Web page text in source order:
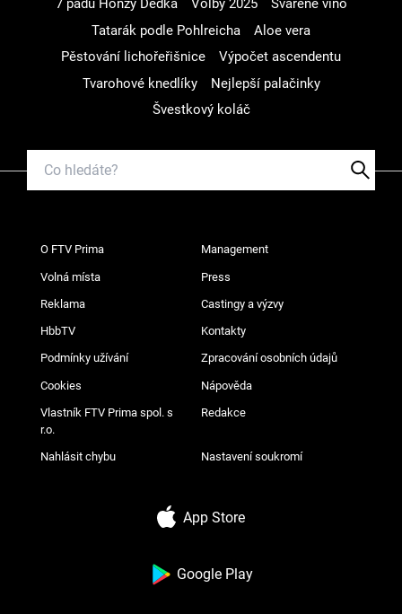
7 pádů Honzy Dědka
Volby 2025
Svařené víno
Tatarák podle Pohlreicha
Aloe vera
Pěstování lichořeřišnice
Výpočet ascendentu
Tvarohové knedlíky
Nejlepší palačinky
Švestkový koláč
O FTV Prima Management
Volná místa Press
Reklama Castingy a výzvy
HbbTV Kontakty
Podmínky užívání Zpracování osobních údajů
Cookies Nápověda
Vlastník FTV Prima spol. s
r.o.
Redakce
Nahlásit chybu Nastavení soukromí
App Store
Google Play